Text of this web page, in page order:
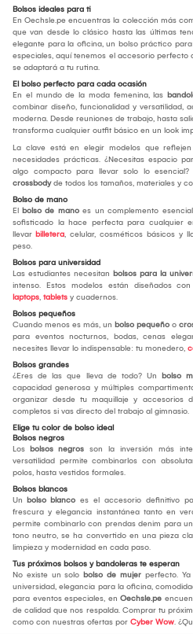
Bolsos ideales para ti
En Oechsle.pe encuentras la colección más
que van desde lo clásico hasta las últimas
elegante para la oficina, un bolso práctico
especiales, aquí tenemos el accesorio
se adaptará a tu rutina.
El bolso perfecto para cada ocasión
En el mundo de la moda femenina, las
combinar diseño, funcionalidad y versatilidad,
moderna. Desde reuniones de trabajo, hasta
transforma cualquier outfit básico en un look
La clave está en elegir modelos que
necesidades prácticas. ¿Necesitas espacio
algo compacto para llevar solo lo esencial?
crossbodyde todos los tamaños, materiales y
Bolso de mano
El bolso de mano es un complemento
sofisticado la hace perfecta para cualquier
llevar billetera, celular, cosméticos básicos y
peso.
Bolsos para universidad
Las estudiantes necesitan bolsos para la
intenso. Estos modelos están diseñados
laptops, tablets y cuadernos.
Bolsos pequeños
Cuando menos es más, un bolso pequeño o
para eventos nocturnos, bodas, cenas
necesites llevar lo indispensable: tu monedero,
Bolsos grandes
¿Eres de las que lleva de todo? Un bolso
capacidad generosa y múltiples
organizar desde tu maquillaje y accesorios
completos si vas directo del trabajo al gimnasio.
Elige tu color de bolso ideal
Bolsos negros
Los bolsos negros son la inversión más
versatilidad permite combinarlos con
polos, hasta vestidos formales.
Bolsos blancos
Un bolso blanco es el accesorio definitivo
frescura y elegancia instantánea tanto en
permite combinarlo con prendas denim para
tono neutro, se ha convertido en una pieza
limpieza y modernidad en cada paso.
Tus próximos bolsos y bandoleras te esperan
No existe un solo bolso de mujer perfecto.
universidad, elegancia para la oficina,
para eventos especiales, en Oechsle.pe
de calidad que nos respalda. Comprar tu
como con nuestras ofertas por Cyber Wow.